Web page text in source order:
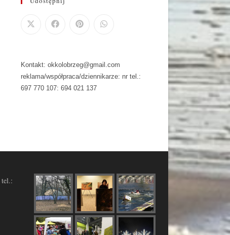
Kontakt: okkolobrzeg@gmail.com
reklama/współpraca/dziennikarze: nr tel.:
697 770 107: 694 021 137
tel.: